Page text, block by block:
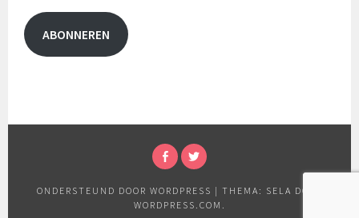
ABONNEREN
ONDERSTEUND DOOR WORDPRESS | THEMA: SELA DOOR
WORDPRESS.COM .